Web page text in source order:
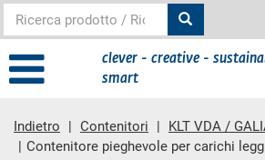
clever - creative -
smart
Indietro Contenitori
KLT VDA /
Contenitore pieghevole per carichi